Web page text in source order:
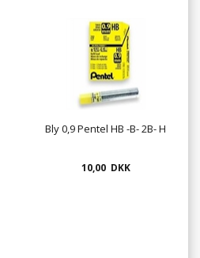
Bly 0,9 Pentel HB -B- 2B- H
10,00 DKK